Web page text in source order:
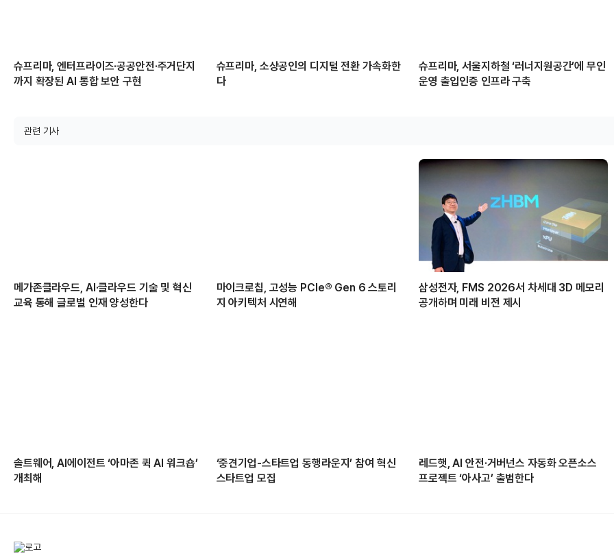
슈프리마, 엔터프라이즈·공공안전·주거단지
까지 확장된 AI 통합 보안 구현
슈프리마, 소상공인의 디지털 전환 가속화한
다
슈프리마, 서울지하철 ‘러너지원공간’에 무인
운영 출입인증 인프라 구축
관련 기사
메가존클라우드, AI·클라우드 기술 및 혁신
교육 통해 글로벌 인재 양성한다
마이크로칩, 고성능 PCIe® Gen 6 스토리
지 아키텍처 시연해
삼성전자, FMS 2026서 차세대 3D 메모리
공개하며 미래 비전 제시
솔트웨어, AI에이전트 ‘아마존 퀵 AI 워크숍’
개최해
‘중견기업-스타트업 동행라운지’ 참여 혁신
스타트업 모집
레드햇, AI 안전·거버넌스 자동화 오픈소스
프로젝트 ‘아사고’ 출범한다